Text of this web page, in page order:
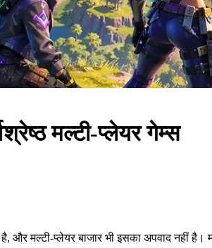
मल्टी-प्लेयर गेम्स
और मल्टी-प्लेयर बाजार भी इसका अपवाद नहीं